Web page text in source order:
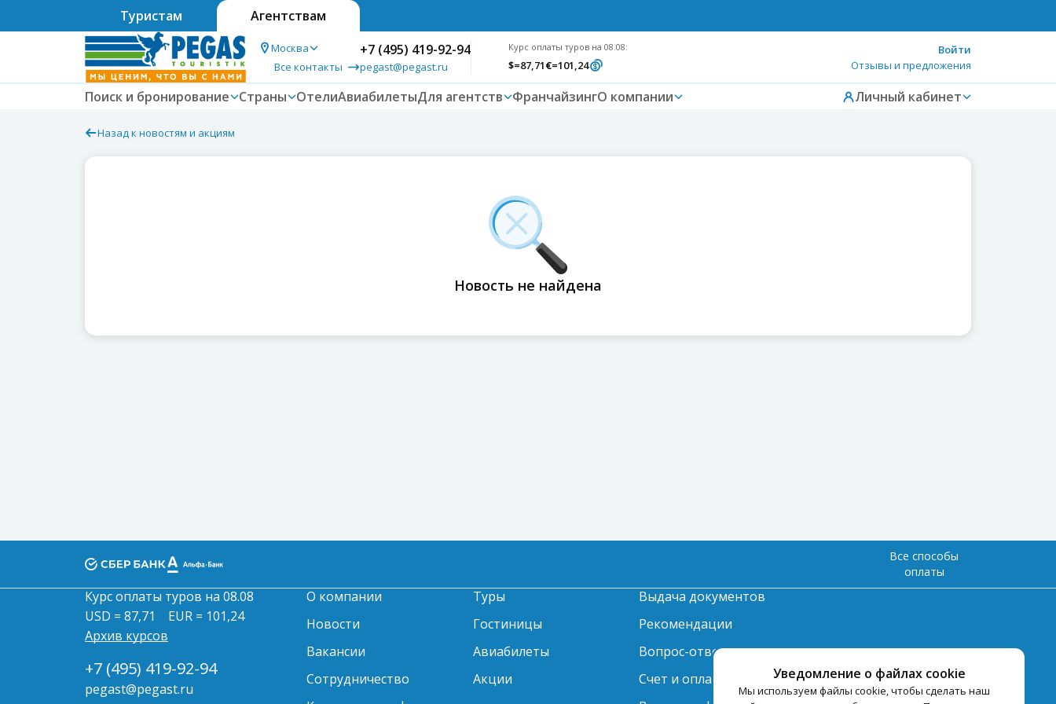
Туристам Агентствам
Москва
Все контакты
+7 (495) 419-92-94
pegast@pegast.ru
Курс оплаты туров на 08.08:
$=87,71€=101,24
Войти
Отзывы и предложения
Поиск и бронирование Страны ОтелиАвиабилетыДля агентств ФранчайзингО компании Личный кабинет
Назад к новостям и акциям
Новость не найдена
Уведомление о файлах cookie
Мы используем файлы cookie, чтобы сделать наш
Все способы
оплаты
Курс оплаты туров на 08.08
USD = 87,71
EUR = 101,24
Архив курсов
+7 (495) 419-92-94
pegast@pegast.ru
О компании
Новости
Вакансии
Сотрудничество
Туры
Гостиницы
Авиабилеты
Акции
Выдача документов
Рекомендации
Вопрос-ответ
Счет и оплата